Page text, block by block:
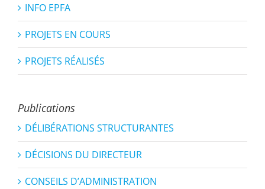
INFO EPFA
PROJETS EN COURS
PROJETS RÉALISÉS
Publications
DÉLIBÉRATIONS STRUCTURANTES
DÉCISIONS DU DIRECTEUR
CONSEILS D’ADMINISTRATION